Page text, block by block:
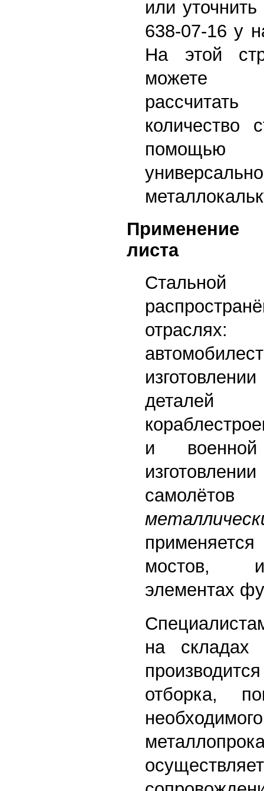
или
638-07-16 у
На этой
можете
количество
Применение
листа
и
самолётов
мостов,
элементах
на складах
отборка,